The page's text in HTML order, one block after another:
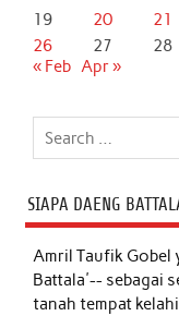
19
20 21
26
27 28
« Feb Apr »
SIAPA DAENG
Amril Taufik Gobel
Battala'-- sebagai
tanah tempat